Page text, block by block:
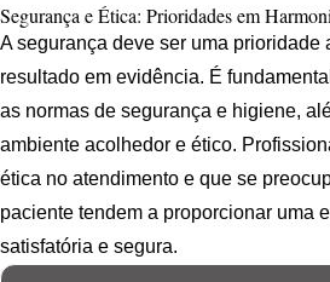
Segurança e Ética: Prioridades em
A segurança deve ser uma prioridade
resultado em evidência. É
as normas de segurança e higiene,
ambiente acolhedor e ético.
ética no atendimento e que se
paciente tendem a proporcionar uma
satisfatória e segura.